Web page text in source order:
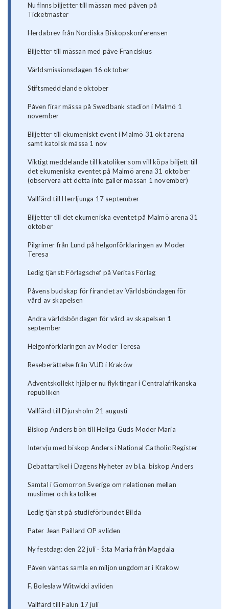
Nu finns biljetter till mässan med påven på
Ticketmaster
Herdabrev från Nordiska Biskopskonferensen
Biljetter till mässan med påve Franciskus
Världsmissionsdagen 16 oktober
Stiftsmeddelande oktober
Påven firar mässa på Swedbank stadion i Malmö 1
november
Biljetter till ekumeniskt event i Malmö 31 okt arena
samt katolsk mässa 1 nov
Viktigt meddelande till katoliker som vill köpa biljett till
det ekumeniska eventet på Malmö arena 31 oktober
(observera att detta inte gäller mässan 1 november)
Vallfärd till Herrljunga 17 september
Biljetter till det ekumeniska eventet på Malmö arena 31
oktober
Pilgrimer från Lund på helgonförklaringen av Moder
Teresa
Ledig tjänst: Förlagschef på Veritas Förlag
Påvens budskap för firandet av Världsböndagen för
vård av skapelsen
Andra världsböndagen för vård av skapelsen 1
september
Helgonförklaringen av Moder Teresa
Reseberättelse från VUD i Kraków
Adventskollekt hjälper nu flyktingar i Centralafrikanska
republiken
Vallfärd till Djursholm 21 augusti
Biskop Anders bön till Heliga Guds Moder Maria
Intervju med biskop Anders i National Catholic Register
Debattartikel i Dagens Nyheter av bl.a. biskop Anders
Samtal i Gomorron Sverige om relationen mellan
muslimer och katoliker
Ledig tjänst på studieförbundet Bilda
Pater Jean Paillard OP avliden
Ny festdag: den 22 juli ‐ S:ta Maria från Magdala
Påven väntas samla en miljon ungdomar i Krakow
F. Boleslaw Witwicki avliden
Vallfärd till Falun 17 juli